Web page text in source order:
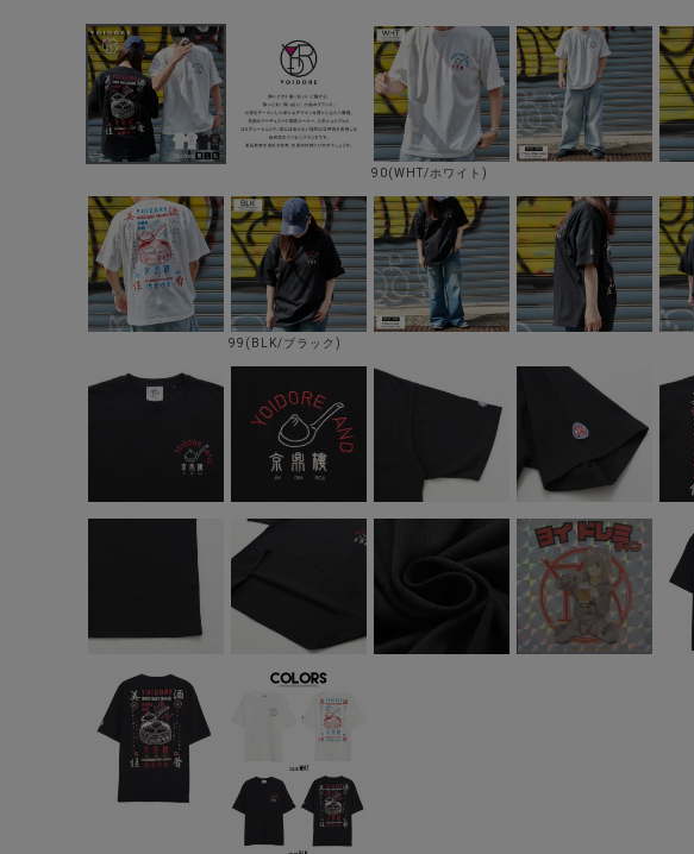
90(WHT/ホワイト)
99(BLK/ブラック)